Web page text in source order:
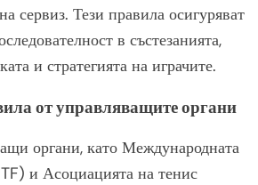
сервиз. Тези правила осигуряват
в състезанията,
и стратегията на играчите.
от управляващите органи
органи, като Международната
и Асоциацията на тенис